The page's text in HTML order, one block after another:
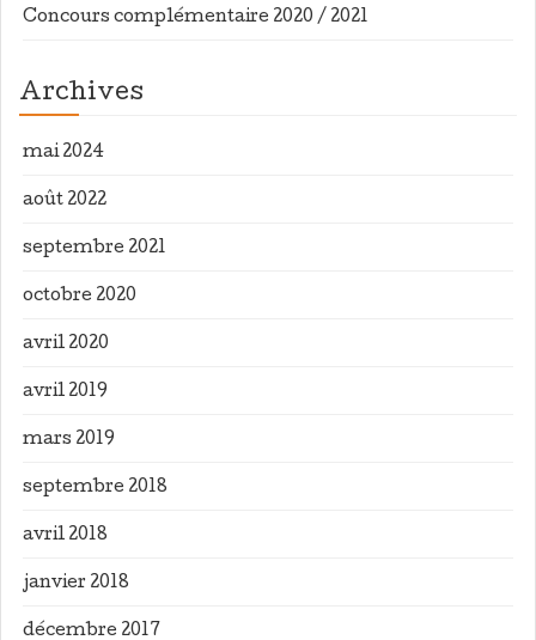
Concours complémentaire 2020 / 2021
Archives
mai 2024
août 2022
septembre 2021
octobre 2020
avril 2020
avril 2019
mars 2019
septembre 2018
avril 2018
janvier 2018
décembre 2017